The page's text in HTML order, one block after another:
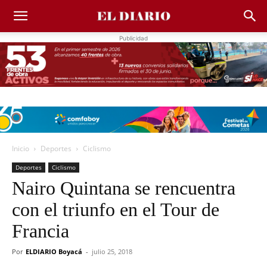
Publicidad
Inicio Deportes Ciclismo
Deportes Ciclismo
Nairo Quintana se rencuentra
con el triunfo en el Tour de
Francia
Por ELDIARIO Boyacá - julio 25, 2018